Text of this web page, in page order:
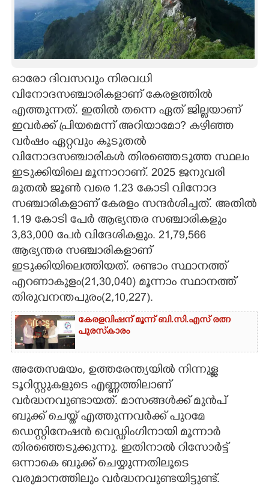
ART
ASTRO
CARTOONS
LITERATURE
ZOOM
CONTACT US
ഓരോ ദിവസവും നിരവധി
വിനോദസഞ്ചാരികളാണ് കേരളത്തിൽ
എത്തുന്നത്. ഇതിൽ തന്നെ ഏത് ജില്ലയാണ്
ഇവ‌ർക്ക് പ്രിയമെന്ന് അറിയാമോ? കഴിഞ്ഞ
വർഷം ഏറ്റവും കൂടുതൽ
വിനോദസഞ്ചാരികൾ തിരഞ്ഞെടുത്ത സ്ഥലം
ഇടുക്കിയിലെ മൂന്നാറാണ്. 2025 ജനുവരി
മുതൽ ജൂൺ വരെ 1.23 കോടി വിനോദ
സഞ്ചാരികളാണ് കേരളം സന്ദർശിച്ചത്. അതിൽ
1.19 കോടി പേർ ആഭ്യന്തര സഞ്ചാരികളും
3,83,000 പേർ വിദേശികളും. 21,79,566
ആഭ്യന്തര സഞ്ചാരികളാണ്
ഇടുക്കിയിലെത്തിയത്. രണ്ടാം സ്ഥാനത്ത്
എറണാകുളം(21,30,040) മൂന്നാം സ്ഥാനത്ത്
തിരുവനന്തപുരം(2,10,227).
കേരളവിഷന് മൂന്ന് ബി.സി.എസ് രത്ന
പുരസ്‌കാരം
അതേസമയം, ഉത്തരേന്ത്യയിൽ നിന്നുള്ള
ടൂറിസ്റ്റുകളുടെ എണ്ണത്തിലാണ്
വർദ്ധനവുണ്ടായത്. മാസങ്ങൾക്ക് മുൻപ്
ബുക്ക് ചെയ്ത് എത്തുന്നവർക്ക് പുറമേ
ഡെസ്റ്റിനേഷൻ വെഡ്ഡിംഗിനായി മൂന്നാർ
തിരഞ്ഞെടുക്കുന്നു. ഇതിനാൽ റിസോർട്ട്
ഒന്നാകെ ബുക്ക് ചെയ്യുന്നതിലൂടെ
വരുമാനത്തിലും വർദ്ധനവുണ്ടയിട്ടുണ്ട്.